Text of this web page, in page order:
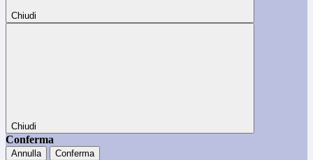
Chiudi
Chiudi
Conferma
Annulla Conferma